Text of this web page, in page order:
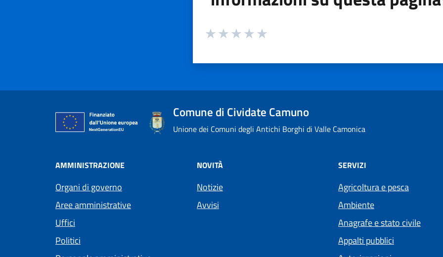
Valuta da 1 a 5 stelle la pagina
Comune di Cividate Camuno
Unione dei Comuni degli Antichi Borghi di Valle Camonica
AMMINISTRAZIONE
Organi di governo
Aree amministrative
Uffici
Politici
NOVITÀ
Notizie
Avvisi
SERVIZI
Agricoltura e pesca
Ambiente
Anagrafe e stato civile
Appalti pubblici